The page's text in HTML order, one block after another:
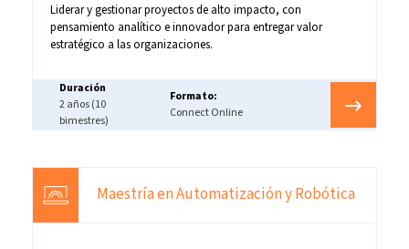
Liderar y gestionar proyectos de alto impacto, con
pensamiento analítico e innovador para entregar valor
estratégico a las organizaciones.
Duración
2 años (10
bimestres)
Formato:
Connect Online
Maestría en Automatización y Robótica